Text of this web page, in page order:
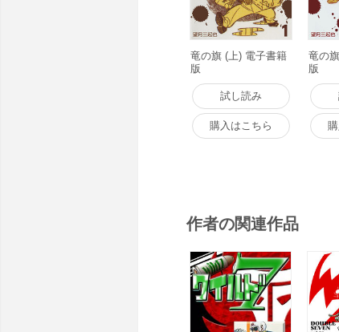
竜の旗 (上) 電子書籍
版
試し読み
購入はこちら
竜の
版
作者の関連作品